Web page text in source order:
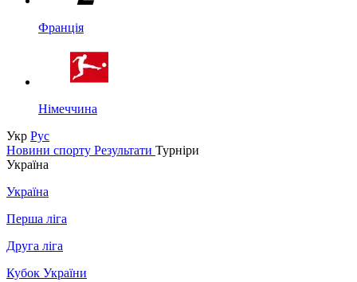
Франція
Німеччина
Укр Рус
Новини спорту Результати Турніри
Україна
Україна
Перша ліга
Друга ліга
Кубок України